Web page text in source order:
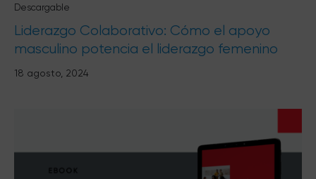
Descargable
Liderazgo Colaborativo: Cómo el apoyo
masculino potencia el liderazgo femenino
18 agosto, 2024